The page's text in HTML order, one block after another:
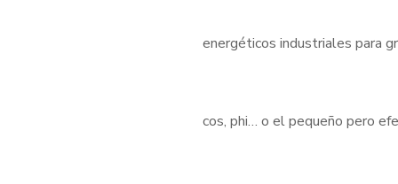
energéticos industriales para
cos, phi… o el pequeño pero